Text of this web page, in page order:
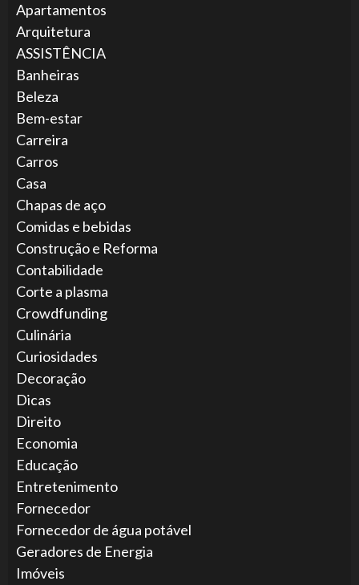
Apartamentos
Arquitetura
ASSISTÊNCIA
Banheiras
Beleza
Bem-estar
Carreira
Carros
Casa
Chapas de aço
Comidas e bebidas
Construção e Reforma
Contabilidade
Corte a plasma
Crowdfunding
Culinária
Curiosidades
Decoração
Dicas
Direito
Economia
Educação
Entretenimento
Fornecedor
Fornecedor de água potável
Geradores de Energia
Imóveis